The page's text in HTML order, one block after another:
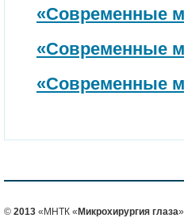
«Современные
«Современные
«Современные
© 2013 «МНТК « Микрохирургия глаза»